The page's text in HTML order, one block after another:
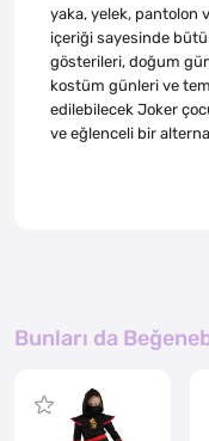
yaka, yelek, pantolon
içeriği sayesinde
gösterileri, doğum
kostüm günleri ve
edilebilecek Joker
ve eğlenceli bir
Bunları da